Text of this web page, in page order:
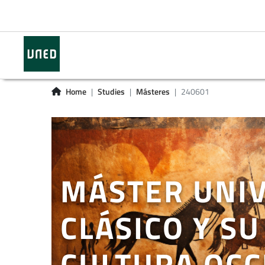
Home Studies Másteres 240601
MÁSTER
CLÁSICO Y